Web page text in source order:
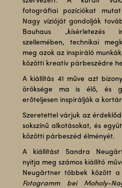
fotográfiai pozíciókat
Nagy vízióját gondolják
Bauhaus „kísérletezés
szellemében, technikai
meg azok az inspiráló
közötti kreatív párbeszédre
A kiállítás 41 műve azt
öröksége ma is élő, és
erőteljesen inspirálják a
Szeretettel várjuk az
sokszínű alkotásokat, és
közötti párbeszéd élményét.
A kiállítást Sandra
nyitja meg számos kiállító
Neugärtner többek között a
Fotogramm bei Moholy-